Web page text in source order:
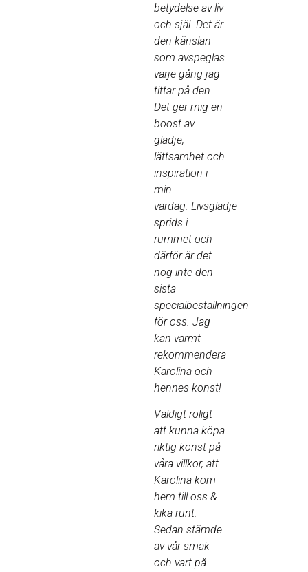
betydelse av liv
och själ. Det är
den känslan
som avspeglas
varje gång jag
tittar på den.
Det ger mig en
boost av
glädje,
lättsamhet och
inspiration i
min
vardag. Livsglädje
sprids i
rummet och
därför är det
nog inte den
sista
specialbeställningen
för oss. Jag
kan varmt
rekommendera
Karolina och
hennes konst!
Väldigt roligt
att kunna köpa
riktig konst på
våra villkor, att
Karolina kom
hem till oss &
kika runt.
Sedan stämde
av vår smak
och vart på